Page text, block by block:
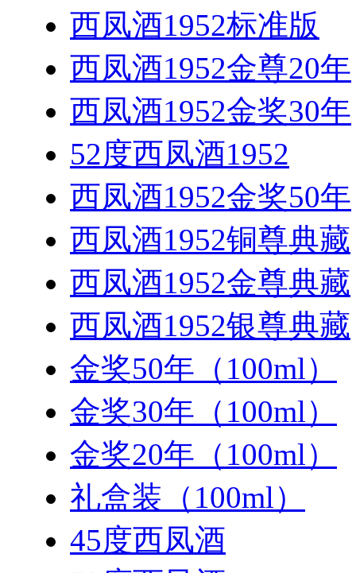
西凤酒1952标准版
西凤酒1952金尊20年
西凤酒1952金奖30年
52度西凤酒1952
西凤酒1952金奖50年
西凤酒1952铜尊典藏
西凤酒1952金尊典藏
西凤酒1952银尊典藏
金奖50年（100ml）
金奖30年（100ml）
金奖20年（100ml）
礼盒装（100ml）
45度西凤酒